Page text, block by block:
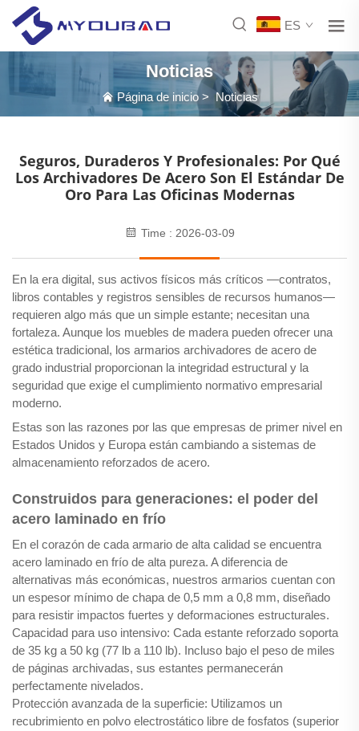
ES
Noticias
Página de inicio>Noticias
Seguros, Duraderos Y Profesionales: Por Qué
Los Archivadores De Acero Son El Estándar De
Oro Para Las Oficinas Modernas
Time : 2026-03-09
En la era digital, sus activos físicos más críticos —contratos,
libros contables y registros sensibles de recursos humanos—
requieren algo más que un simple estante; necesitan una
fortaleza. Aunque los muebles de madera pueden ofrecer una
estética tradicional, los armarios archivadores de acero de
grado industrial proporcionan la integridad estructural y la
seguridad que exige el cumplimiento normativo empresarial
moderno.
Estas son las razones por las que empresas de primer nivel en
Estados Unidos y Europa están cambiando a sistemas de
almacenamiento reforzados de acero.
Construidos para generaciones: el poder del
acero laminado en frío
En el corazón de cada armario de alta calidad se encuentra
acero laminado en frío de alta pureza. A diferencia de
alternativas más económicas, nuestros armarios cuentan con
un espesor mínimo de chapa de 0,5 mm a 0,8 mm, diseñado
para resistir impactos fuertes y deformaciones estructurales.
Capacidad para uso intensivo: Cada estante reforzado soporta
de 35 kg a 50 kg (77 lb a 110 lb). Incluso bajo el peso de miles
de páginas archivadas, sus estantes permanecerán
perfectamente nivelados.
Protección avanzada de la superficie: Utilizamos un
recubrimiento en polvo electrostático libre de fosfatos (superior